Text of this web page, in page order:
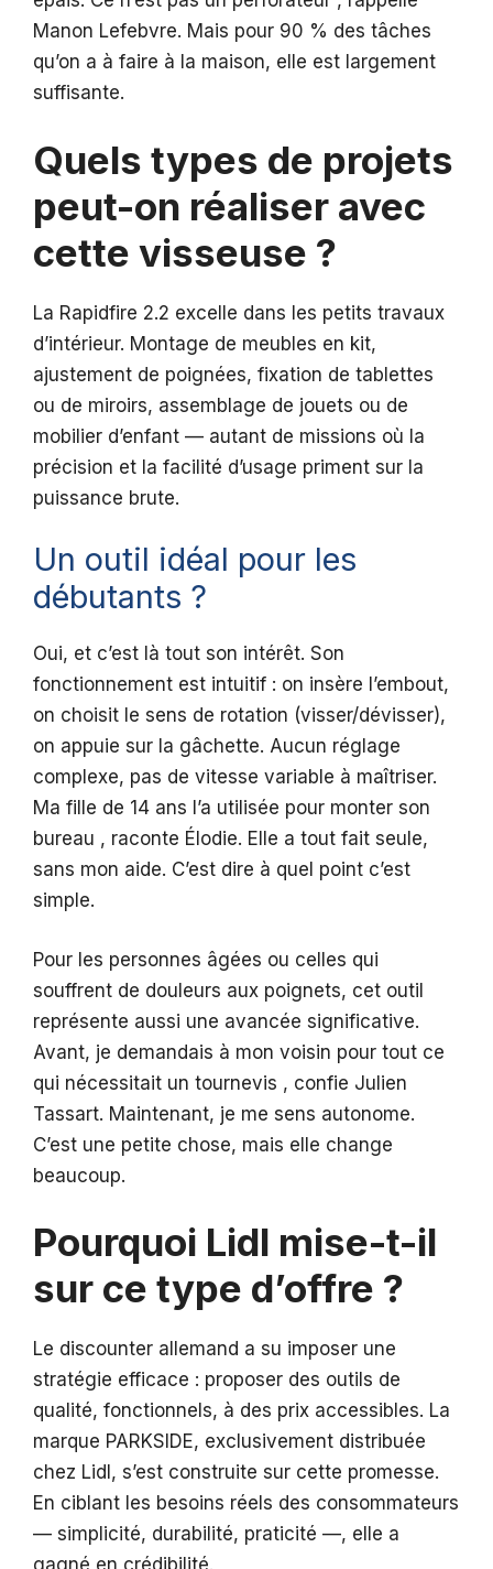
Manon Lefebvre. Mais pour 90 % des tâches
qu’on a à faire à la maison, elle est largement
suffisante.
Quels types de projets
peut-on réaliser avec
cette visseuse ?
La Rapidfire 2.2 excelle dans les petits travaux
d’intérieur. Montage de meubles en kit,
ajustement de poignées, fixation de tablettes
ou de miroirs, assemblage de jouets ou de
mobilier d’enfant — autant de missions où la
précision et la facilité d’usage priment sur la
puissance brute.
Un outil idéal pour les
débutants ?
Oui, et c’est là tout son intérêt. Son
fonctionnement est intuitif : on insère l’embout,
on choisit le sens de rotation (visser/dévisser),
on appuie sur la gâchette. Aucun réglage
complexe, pas de vitesse variable à maîtriser.
Ma fille de 14 ans l’a utilisée pour monter son
bureau , raconte Élodie. Elle a tout fait seule,
sans mon aide. C’est dire à quel point c’est
simple.
Pour les personnes âgées ou celles qui
souffrent de douleurs aux poignets, cet outil
représente aussi une avancée significative.
Avant, je demandais à mon voisin pour tout ce
qui nécessitait un tournevis , confie Julien
Tassart. Maintenant, je me sens autonome.
C’est une petite chose, mais elle change
beaucoup.
Pourquoi Lidl mise-t-il
sur ce type d’offre ?
Le discounter allemand a su imposer une
stratégie efficace : proposer des outils de
qualité, fonctionnels, à des prix accessibles. La
marque PARKSIDE, exclusivement distribuée
chez Lidl, s’est construite sur cette promesse.
En ciblant les besoins réels des consommateurs
— simplicité, durabilité, praticité —, elle a